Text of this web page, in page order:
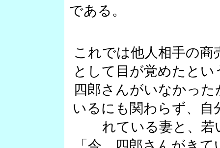
である。
これでは他人相手の
として目が覚めたと
四郎さんがいなかっ
いるにも関わらず、
れている妻と、